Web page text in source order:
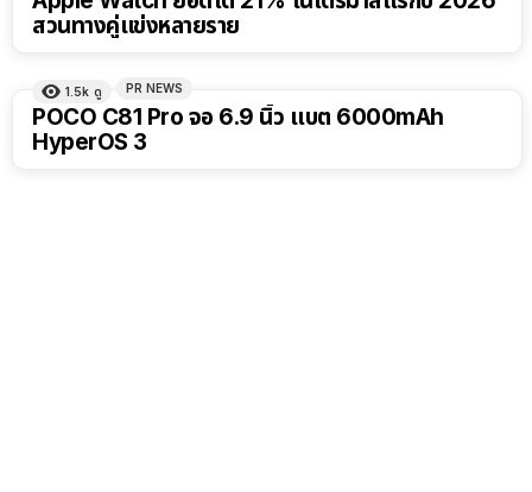
สวนทางคู่แข่งหลายราย
1.5k ดู PR NEWS
POCO C81 Pro จอ 6.9 นิ้ว แบต 6000mAh
HyperOS 3